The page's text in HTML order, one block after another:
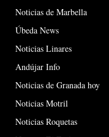
Noticias de Marbella
Úbeda News
Noticias Linares
Andújar Info
Noticias de Granada hoy
Noticias Motril
Noticias Roquetas